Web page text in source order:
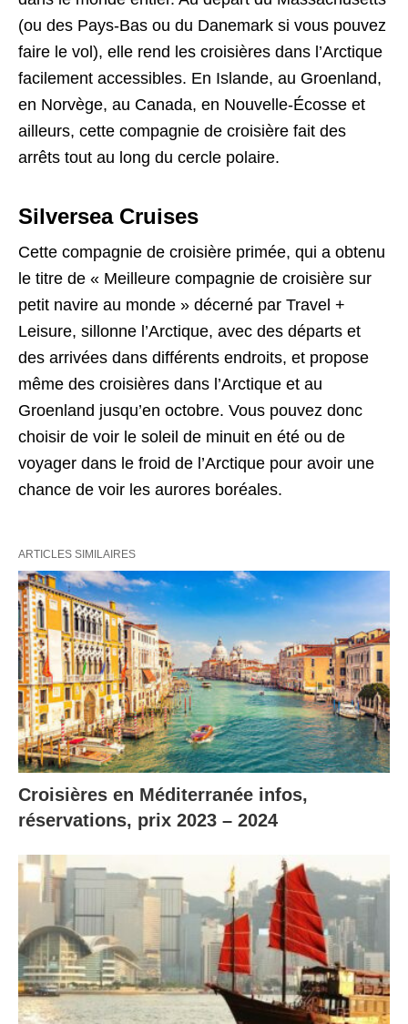
(ou des Pays-Bas ou du Danemark si vous pouvez
faire le vol), elle rend les croisières dans l’Arctique
facilement accessibles. En Islande, au Groenland,
en Norvège, au Canada, en Nouvelle-Écosse et
ailleurs, cette compagnie de croisière fait des
arrêts tout au long du cercle polaire.
Silversea Cruises
Cette compagnie de croisière primée, qui a obtenu
le titre de « Meilleure compagnie de croisière sur
petit navire au monde » décerné par Travel +
Leisure, sillonne l’Arctique, avec des départs et
des arrivées dans différents endroits, et propose
même des croisières dans l’Arctique et au
Groenland jusqu’en octobre. Vous pouvez donc
choisir de voir le soleil de minuit en été ou de
voyager dans le froid de l’Arctique pour avoir une
chance de voir les aurores boréales.
ARTICLES SIMILAIRES
Croisières en Méditerranée infos,
réservations, prix 2023 – 2024